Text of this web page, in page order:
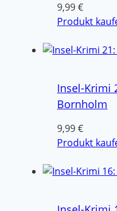
9,99€
Produkt
Insel-Krimi
Bornholm
9,99€
Produkt